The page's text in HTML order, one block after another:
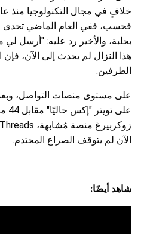
فحسب، ففي العام الماضي تحدى
بحلبة، والأخير رد عليه: "أرسل
هذا النزال لم يحدث إلى الآن،
الطرفين.
على مستوى منصات التواصل،
الآن لم يتوقف الصراع المحتدم.
شاهد أيضًا: